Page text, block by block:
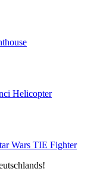
Helicopter
Wars TIE Fighter